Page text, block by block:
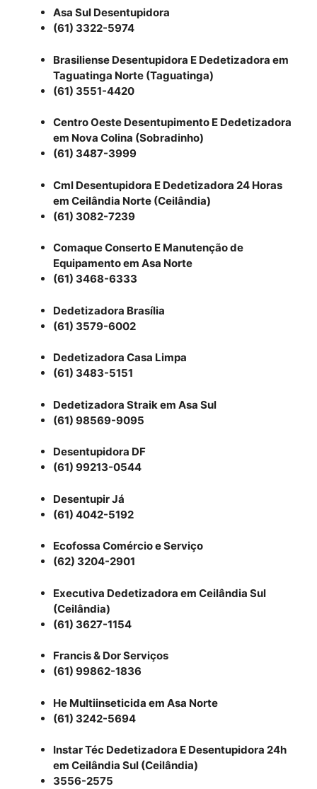
Asa Sul Desentupidora
(61) 3322-5974
Brasiliense Desentupidora E Dedetizadora em
Taguatinga Norte (Taguatinga)
(61) 3551-4420
Centro Oeste Desentupimento E Dedetizadora
em Nova Colina (Sobradinho)
(61) 3487-3999
Cml Desentupidora E Dedetizadora 24 Horas
em Ceilândia Norte (Ceilândia)
(61) 3082-7239
Comaque Conserto E Manutenção de
Equipamento em Asa Norte
(61) 3468-6333
Dedetizadora Brasília
(61) 3579-6002
Dedetizadora Casa Limpa
(61) 3483-5151
Dedetizadora Straik em Asa Sul
(61) 98569-9095
Desentupidora DF
(61) 99213-0544
Desentupir Já
(61) 4042-5192
Ecofossa Comércio e Serviço
(62) 3204-2901
Executiva Dedetizadora em Ceilândia Sul
(Ceilândia)
(61) 3627-1154
Francis & Dor Serviços
(61) 99862-1836
He Multiinseticida em Asa Norte
(61) 3242-5694
Instar Téc Dedetizadora E Desentupidora 24h
em Ceilândia Sul (Ceilândia)
3556-2575